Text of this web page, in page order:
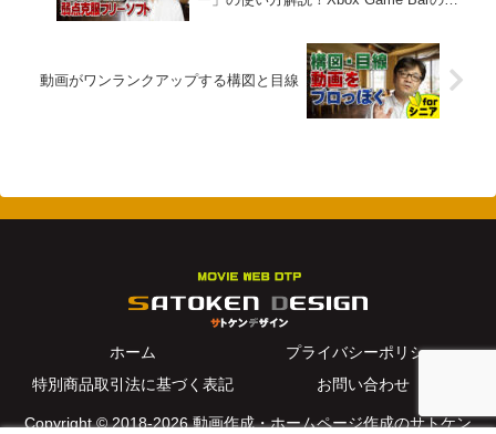
動画がワンランクアップする構図と目線
ホーム
プライバシーポリシー
特別商品取引法に基づく表記
お問い合わせ
Copyright © 2018-2026 動画作成・ホームページ作成のサトケン